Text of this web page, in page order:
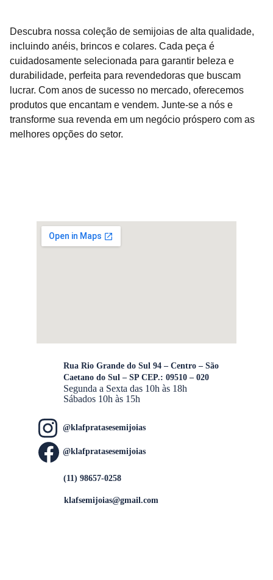
Descubra nossa coleção de semijoias de alta qualidade,
incluindo anéis, brincos e colares. Cada peça é
cuidadosamente selecionada para garantir beleza e
durabilidade, perfeita para revendedoras que buscam
lucrar. Com anos de sucesso no mercado, oferecemos
produtos que encantam e vendem. Junte-se a nós e
transforme sua revenda em um negócio próspero com as
melhores opções do setor.
@klafpratasesemijoias
(11) 98657-0258
Rua Rio Grande do Sul 94 – Centro – São
Caetano do Sul – SP CEP.: 09510 – 020
@klafpratasesemijoias
klafsemijoias@gmail.com
Segunda a Sexta das 10h às 18h
Sábados 10h às 15h